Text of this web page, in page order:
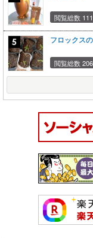
閲覧総数
フロックス
閲覧総数